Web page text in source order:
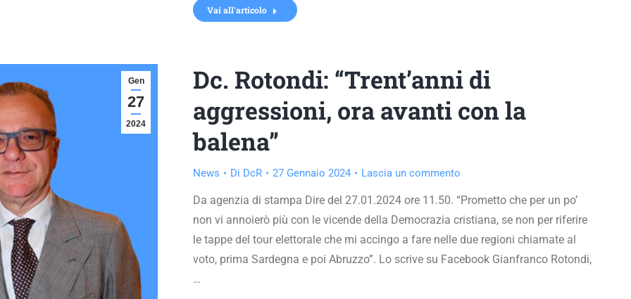
Vai all'articolo
Gen
27
2024
Dc. Rotondi: “Trent’anni di
aggressioni, ora avanti con la
balena”
News Di DcR 27 Gennaio 2024 Lascia un commento
Da agenzia di stampa Dire del 27.01.2024 ore 11.50. “Prometto che per un po’
non vi annoierò più con le vicende della Democrazia cristiana, se non per riferire
le tappe del tour elettorale che mi accingo a fare nelle due regioni chiamate al
voto, prima Sardegna e poi Abruzzo”. Lo scrive su Facebook Gianfranco Rotondi,
…